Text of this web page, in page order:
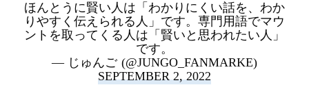
ほんとうに賢い人は「わかりにくい話を、わか
りやすく伝えられる人」です。専門用語でマウ
ントを取ってくる人は「賢いと思われたい人」
です。
— じゅんご (@JUNGO_FANMARKE)
SEPTEMBER 2, 2022